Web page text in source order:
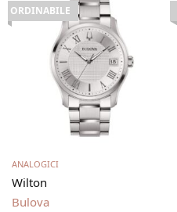
ORDINABILE
ANALOGICI
Wilton
Bulova